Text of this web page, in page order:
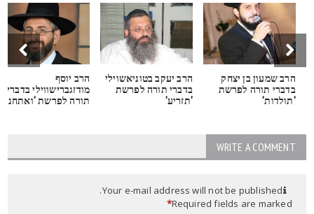
הרב שמעון בן יצחק
בדברי תורה לפרשת
'תולדות'
הרב יעקב בטוניאשוילי
בדברי תורה לפרשת
'תזריע'
הרב יוסף
מודזגברישווילי בדברי
תורה לפרשת 'ואתחנן'
WRITE A COMMENT
Your e-mail address will not be published.
Required fields are marked
*